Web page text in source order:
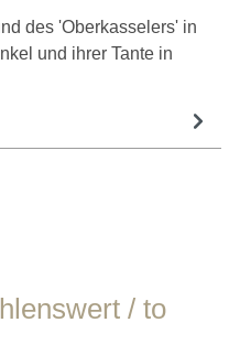
des 'Oberkasselers' in
und ihrer Tante in
/ to